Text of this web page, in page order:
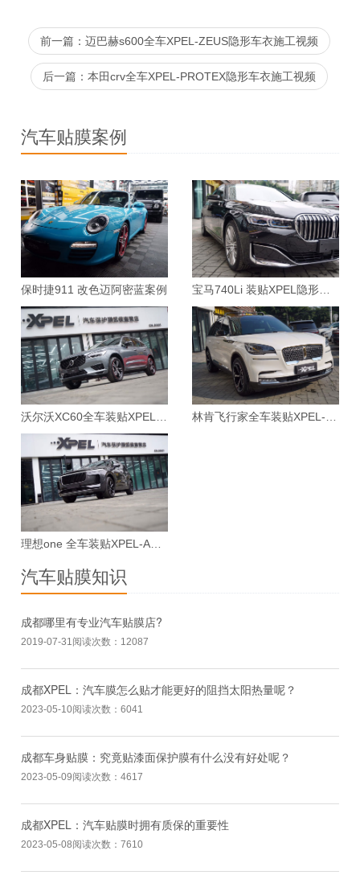
前一篇：迈巴赫s600全车XPEL-ZEUS隐形车衣施工视频
后一篇：本田crv全车XPEL-PROTEX隐形车衣施工视频
汽车贴膜案例
保时捷911 改色迈阿密蓝案例 宝马740Li 装贴XPEL隐形车衣案例
汽车贴膜知识
成都哪里有专业汽车贴膜店?
2019-07-31阅读次数：12087
成都XPEL：汽车膜怎么贴才能更好的阻挡太阳热量呢？
2023-05-10阅读次数：6041
成都车身贴膜：究竟贴漆面保护膜有什么没有好处呢？
2023-05-09阅读次数：4617
成都XPEL：汽车贴膜时拥有质保的重要性
2023-05-08阅读次数：7610